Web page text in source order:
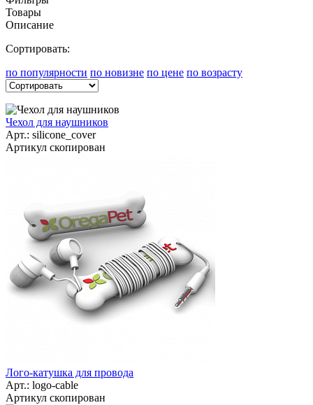
Товары
Описание
Сортировать:
по популярности по новизне по цене по возрасту
Чехол для наушников
Арт.: silicone_cover
Артикул скопирован
Лого-катушка для провода
Арт.: logo-cable
Артикул скопирован